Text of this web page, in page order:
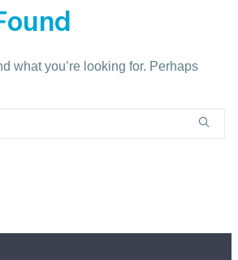
what you’re looking for. Perhaps